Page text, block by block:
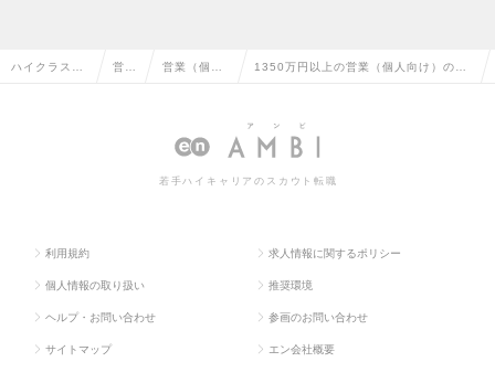
ハイクラス求 営業 営業（個人 1350万円以上の営業（個人向け）の転
若手ハイキャリアのスカウト転職
利用規約 求人情報に関するポリシー
個人情報の取り扱い 推奨環境
ヘルプ・お問い合わせ 参画のお問い合わせ
サイトマップ エン会社概要